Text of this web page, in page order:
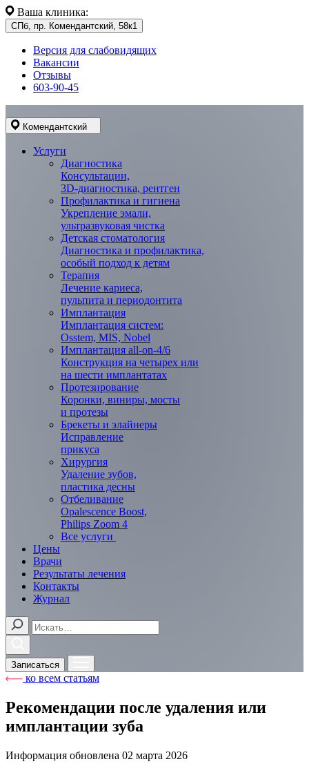
Ваша клиника:
СПб, пр. Комендантский, 58к1
Версия для слабовидящих
Вакансии
Отзывы
603-90-45
Комендантский
Услуги
Диагностика
Консультации,
3D-диагностика, рентген
Профилактика и гигиена
Укрепление эмали,
ультразвуковая чистка
Детская стоматология
Диагностика и профилактика,
особый подход к детям
Терапия
Лечение кариеса,
пульпита и периодонтита
Имплантация
Имплантация систем:
Osstem, MIS, Nobel
Имплантация all-on-4/6
Конструкция на четырех или
на шести имплантатах
Протезирование
Коронки, виниры, мосты
и протезы
Брекеты и элaйнеры
Исправление
прикуса
Хирургия
Удаление зубов,
пластика десны
Отбеливание
Opalescence Boost,
Philips Zoom 4
Все услуги
Цены
Врачи
Результаты лечения
Контакты
Журнал
Записаться
ко всем статьям
Рекомендации после удаления или
имплантации зуба
Информация обновлена 02 марта 2026